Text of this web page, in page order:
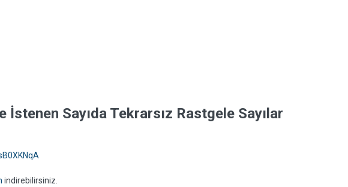
İstenen Sayıda Tekrarsız Rastgele Sayılar
indirebilirsiniz.